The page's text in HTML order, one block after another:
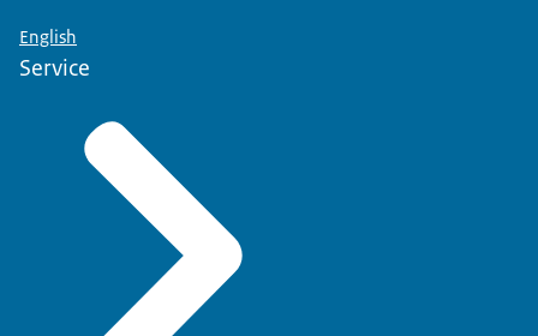
English
Service